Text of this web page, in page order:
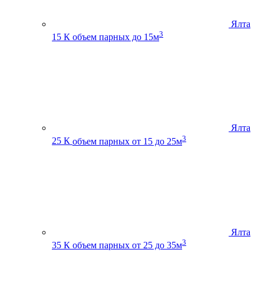
Ялта
15 К объем парных до 15м3
Ялта
25 К объем парных от 15 до 25м3
Ялта
35 К объем парных от 25 до 35м3